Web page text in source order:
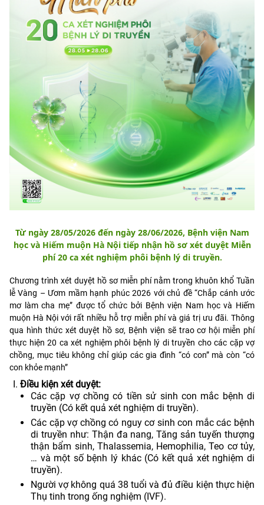
Từ ngày 28/05/2026 đến ngày 28/06/2026, Bệnh viện Nam
học và Hiếm muộn Hà Nội tiếp nhận hồ sơ xét duyệt Miễn
phí 20 ca xét nghiệm phôi bệnh lý di truyền.
Chương trình xét duyệt hồ sơ miễn phí nằm trong khuôn khổ Tuần
lễ Vàng – Ươm mầm hạnh phúc 2026 với chủ đề “Chắp cánh ước
mơ làm cha mẹ” được tổ chức bởi Bệnh viện Nam học và Hiếm
muộn Hà Nội với rất nhiều hỗ trợ miễn phí và giá trị ưu đãi. Thông
qua hình thức xét duyệt hồ sơ, Bệnh viện sẽ trao cơ hội miễn phí
thực hiện 20 ca xét nghiệm phôi bệnh lý di truyền cho các cặp vợ
chồng, mục tiêu không chỉ giúp các gia đình “có con” mà còn “có
con khỏe mạnh”
Điều kiện xét duyệt:
Các cặp vợ chồng có tiền sử sinh con mắc bệnh di
truyền (Có kết quả xét nghiệm di truyền).
Các cặp vợ chồng có nguy cơ sinh con mắc các bệnh
di truyền như: Thận đa nang, Tăng sản tuyến thượng
thận bẩm sinh, Thalassemia, Hemophilia, Teo cơ tủy,
… và một số bệnh lý khác (Có kết quả xét nghiệm di
truyền).
Người vợ không quá 38 tuổi và đủ điều kiện thực hiện
Thụ tinh trong ống nghiệm (IVF).